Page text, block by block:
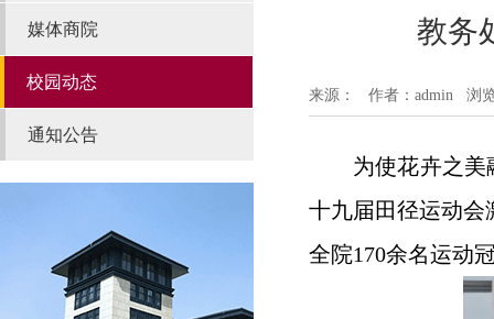
媒体商院
校园动态
通知公告
教务
来源： 作者：admin 浏
为使花卉之
十九届田径运动会
全院170余名运动